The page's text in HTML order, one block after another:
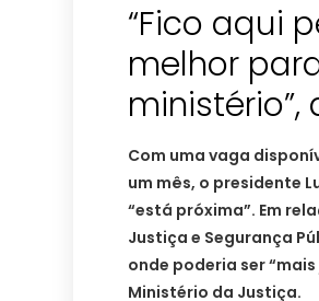
“Fico aqui
melhor
ministério”,
Com uma vaga
um mês, o presidente
“está próxima”. Em
Justiça e Segurança
onde poderia ser
Ministério da Justiça.